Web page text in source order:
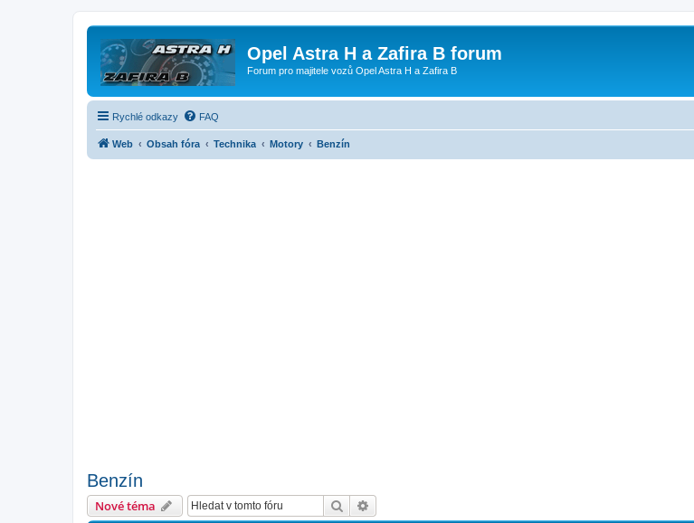
Opel Astra H a Zafira B forum
Forum pro majitele vozů Opel Astra H a Zafira B
Rychlé odkazy FAQ
Web Obsah fóra Technika Motory Benzín
Benzín
Nové téma Hledat